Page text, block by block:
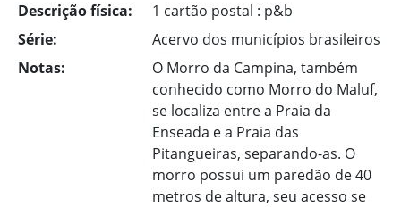
Descrição física:
1 cartão postal : p&b
Série:
Acervo dos municípios brasileiros
Notas:
O Morro da Campina, também
conhecido como Morro do Maluf,
se localiza entre a Praia da
Enseada e a Praia das
Pitangueiras, separando-as. O
morro possui um paredão de 40
metros de altura, seu acesso se